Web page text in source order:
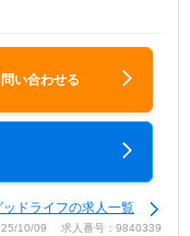
い合わせる
ドライフの求人一覧
10/09 求人番号：9840339